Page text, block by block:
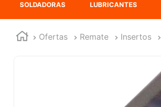
SOLDADORAS LUBRICANTES
Ofertas Remate Insertos